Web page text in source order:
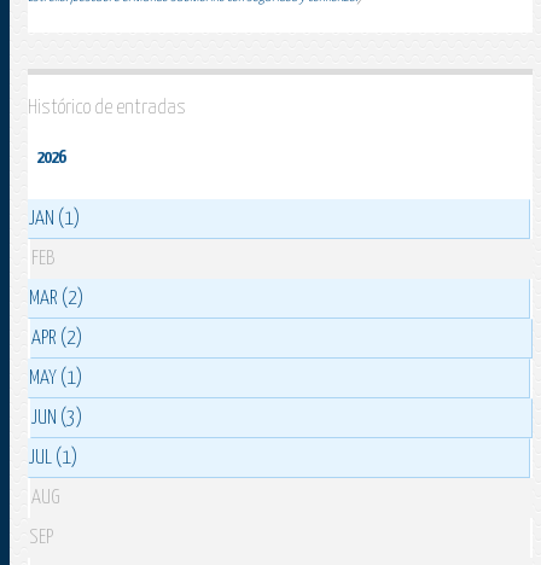
Histórico de entradas
2026
JAN (1)
FEB
MAR (2)
APR (2)
MAY (1)
JUN (3)
JUL (1)
AUG
SEP